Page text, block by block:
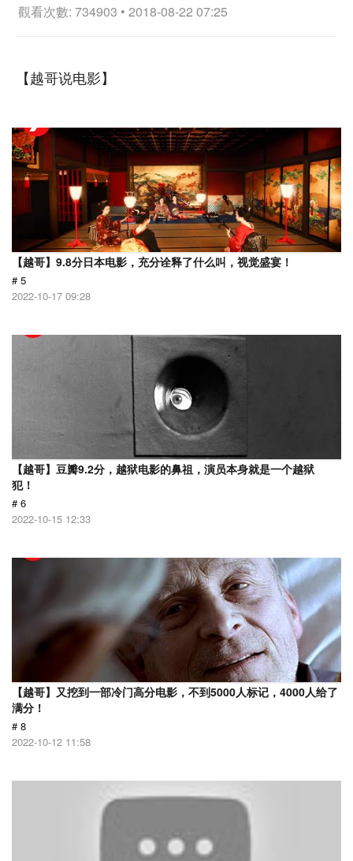
觀看次數: 734903 • 2018-08-22 07:25
【越哥说电影】
【越哥】9.8分日本电影，充分诠释了什么叫，视觉盛宴！
# 5
2022-10-17 09:28
【越哥】豆瓣9.2分，越狱电影的鼻祖，演员本身就是一个越狱
犯！
# 6
2022-10-15 12:33
【越哥】又挖到一部冷门高分电影，不到5000人标记，4000人给了
满分！
# 8
2022-10-12 11:58